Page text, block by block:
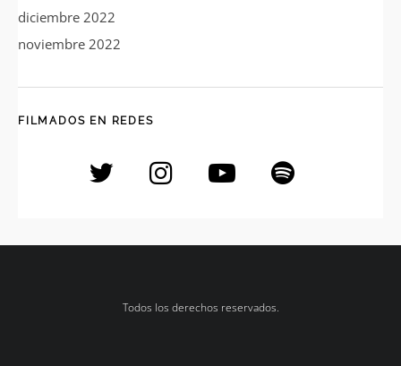
diciembre 2022
noviembre 2022
FILMADOS EN REDES
Todos los derechos reservados.